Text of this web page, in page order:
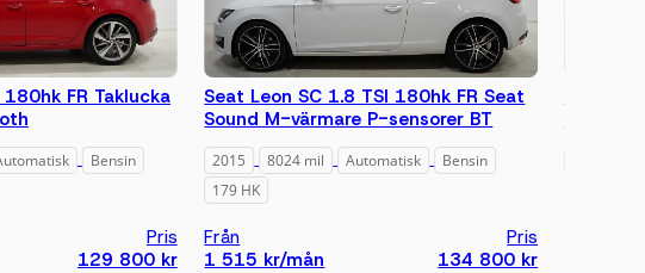
FR Taklucka
Bensin
Pris
129 800 kr
Seat Leon SC 1.8 TSI 180hk FR Seat
Sound M-värmare P-sensorer BT
2015 8024 mil Automatisk
Bensin
179 HK
Från
1 515 kr/mån
Pris
134 800 kr